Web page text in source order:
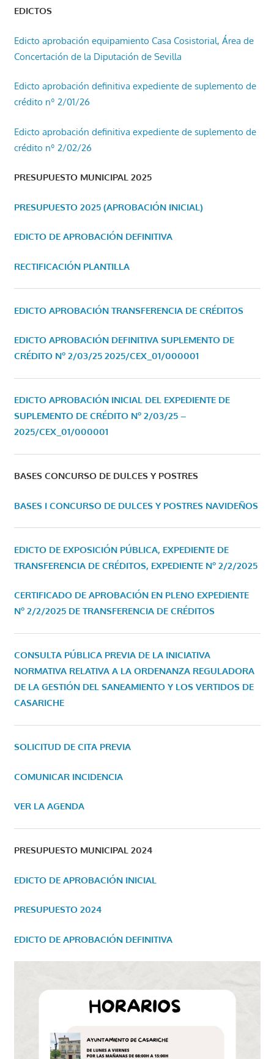
EDICTOS
Edicto aprobación equipamiento Casa Cosistorial, Área de
Concertación de la Diputación de Sevilla
Edicto aprobación definitiva expediente de suplemento de
crédito nº 2/01/26
Edicto aprobación definitiva expediente de suplemento de
crédito nº 2/02/26
PRESUPUESTO MUNICIPAL 2025
PRESUPUESTO 2025 (APROBACIÓN INICIAL)
EDICTO DE APROBACIÓN DEFINITIVA
RECTIFICACIÓN PLANTILLA
EDICTO APROBACIÓN TRANSFERENCIA DE CRÉDITOS
EDICTO APROBACIÓN DEFINITIVA SUPLEMENTO DE
CRÉDITO Nº 2/03/25 2025/CEX_01/000001
EDICTO APROBACIÓN INICIAL DEL EXPEDIENTE DE
SUPLEMENTO DE CRÉDITO Nº 2/03/25 –
2025/CEX_01/000001
BASES CONCURSO DE DULCES Y POSTRES
BASES I CONCURSO DE DULCES Y POSTRES NAVIDEÑOS
EDICTO DE EXPOSICIÓN PÚBLICA, EXPEDIENTE DE
TRANSFERENCIA DE CRÉDITOS, EXPEDIENTE Nº 2/2/2025
CERTIFICADO DE APROBACIÓN EN PLENO EXPEDIENTE
Nº 2/2/2025 DE TRANSFERENCIA DE CRÉDITOS
CONSULTA PÚBLICA PREVIA DE LA INICIATIVA
NORMATIVA RELATIVA A LA ORDENANZA REGULADORA
DE LA GESTIÓN DEL SANEAMIENTO Y LOS VERTIDOS DE
CASARICHE
SOLICITUD DE CITA PREVIA
COMUNICAR INCIDENCIA
VER LA AGENDA
PRESUPUESTO MUNICIPAL 2024
EDICTO DE APROBACIÓN INICIAL
PRESUPUESTO 2024
EDICTO DE APROBACIÓN DEFINITIVA